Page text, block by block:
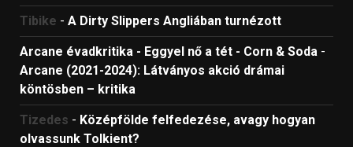
Tibike - A Dirty Slippers Angliában turnézott
Arcane évadkritika - Eggyel nő a tét - Corn & Soda -
Arcane (2021-2024): Látványos akció drámai
köntösben – kritika
Tizedes - Középfölde felfedezése, avagy hogyan
olvassunk Tolkient?